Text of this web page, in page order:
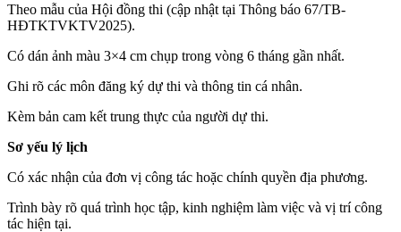
Theo mẫu của Hội đồng thi (cập nhật tại Thông báo 67/TB-
HĐTKTVKTV2025).
Có dán ảnh màu 3×4 cm chụp trong vòng 6 tháng gần nhất.
Ghi rõ các môn đăng ký dự thi và thông tin cá nhân.
Kèm bản cam kết trung thực của người dự thi.
Sơ yếu lý lịch
Có xác nhận của đơn vị công tác hoặc chính quyền địa phương.
Trình bày rõ quá trình học tập, kinh nghiệm làm việc và vị trí công
tác hiện tại.